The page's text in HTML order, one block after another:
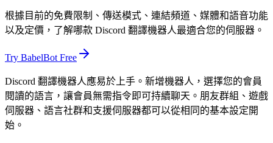
根據目前的免費限制、傳送模式、連結頻道、媒體和語音功能
以及定價，了解哪款 Discord 翻譯機器人最適合您的伺服器。
Try BabelBot Free
Discord 翻譯機器人應易於上手。新增機器人，選擇您的會員
閱讀的語言，讓會員無需指令即可持續聊天。朋友群組、遊戲
伺服器、語言社群和支援伺服器都可以從相同的基本設定開
始。